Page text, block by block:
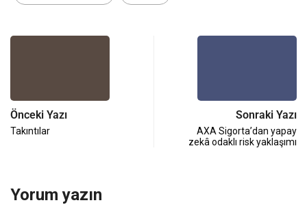
Önceki Yazı
Takıntılar
Sonraki Yazı
AXA Sigorta’dan yapay
zekâ odaklı risk yaklaşımı
Yorum yazın